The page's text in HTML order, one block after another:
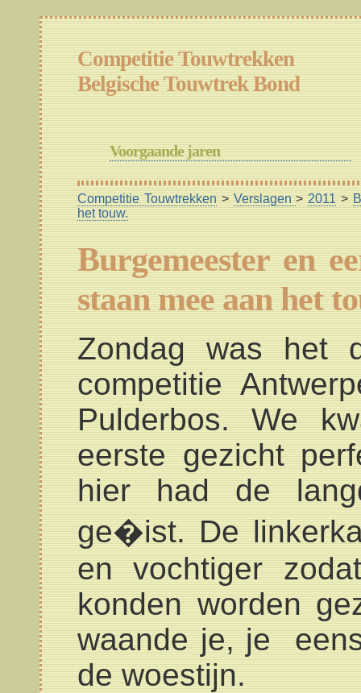
Competitie Touwtrekken
Belgische Touwtrek Bond
Voorgaande jaren
Competitie Touwtrekken > Verslagen> 2011 >
het touw.
Burgemeester en
staan mee aan het
Zondag was het
competitie
Pulderbos. We
eerste gezicht
hier had de
ge�ist. De
en vochtiger
konden worden
waande je, je
de woestijn.